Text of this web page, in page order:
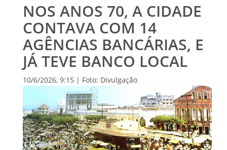
NOS ANOS 70, A CIDADE
CONTAVA COM 14
AGÊNCIAS BANCÁRIAS, E
JÁ TEVE BANCO LOCAL
10/6/2026, 9:15 | Foto: Divulgação